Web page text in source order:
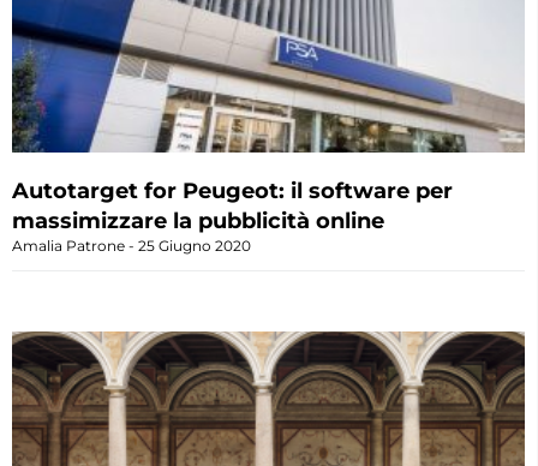
Autotarget for Peugeot: il software per
massimizzare la pubblicità online
Amalia Patrone 25 Giugno 2020